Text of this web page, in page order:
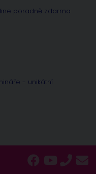
poradně zdarma.
- unikátní